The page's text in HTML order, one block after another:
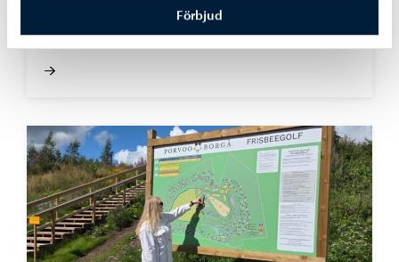
Förbjud
Sopningsroboten börjar sitt arbete på Borgå
torg och vid åstranden